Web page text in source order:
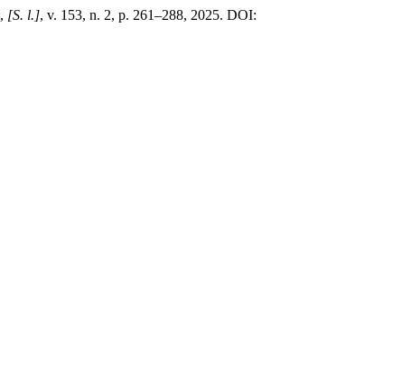
, [S. l.], v. 153, n. 2, p. 261–288, 2025. DOI: